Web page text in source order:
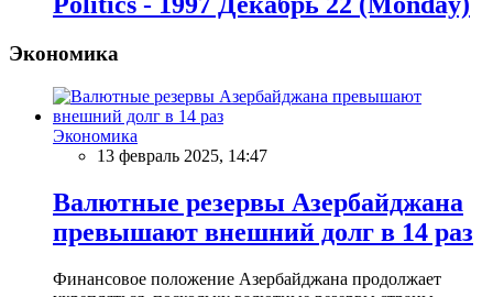
Экономика
Экономика
13 февраль 2025, 14:47
Валютные резервы Азербайджана
превышают внешний долг в 14 раз
Финансовое положение Азербайджана продолжает